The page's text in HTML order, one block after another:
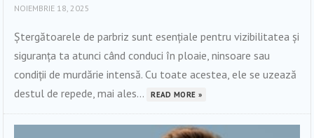
NOIEMBRIE 18, 2025
Ștergătoarele de parbriz sunt esențiale pentru vizibilitatea și
siguranța ta atunci când conduci în ploaie, ninsoare sau
condiții de murdărie intensă. Cu toate acestea, ele se uzează
destul de repede, mai ales...
READ MORE »